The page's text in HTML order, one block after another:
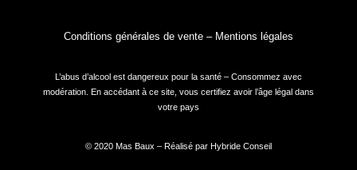
Conditions générales de vente– Mentions légales
L’abus d’alcool est dangereux pour la santé – Consommez avec
modération. En accédant à ce site, vous certifiez avoir l’âge légal dans
votre pays
© 2020 Mas Baux – Réalisé par Hybride Conseil